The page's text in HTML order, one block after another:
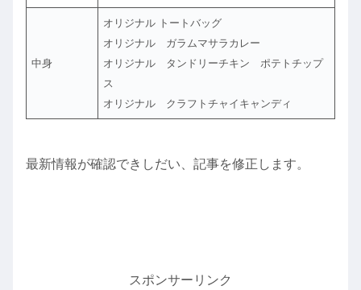
中身
オリジナル トートバッグ
オリジナル ガラムマサラカレー
オリジナル タンドリーチキン ポテトチップ
ス
オリジナル クラフトチャイキャンディ
最新情報が確認できしだい、記事を修正します。
スポンサーリンク